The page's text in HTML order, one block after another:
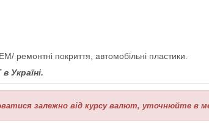
ремонтні покриття, автомобільні пластики.
в Україні.
залежно від курсу валют, уточнюйте в